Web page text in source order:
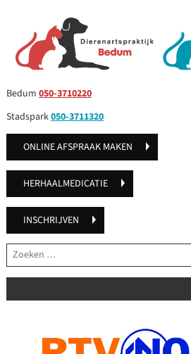
Bedum 050-3710220
Stadspark050-3711320
ONLINE AFSPRAAK MAKEN
HERHAALMEDICATIE
INSCHRIJVEN
Zoeken